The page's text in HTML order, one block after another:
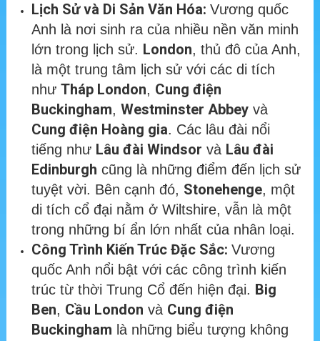
Lịch Sử và Di Sản Văn Hóa: Vương quốc
Anh là nơi sinh ra của nhiều nền văn minh
lớn trong lịch sử. London, thủ đô của Anh,
là một trung tâm lịch sử với các di tích
như Tháp London, Cung điện
Buckingham, Westminster Abbey và
Cung điện Hoàng gia. Các lâu đài nổi
tiếng như Lâu đài Windsor và Lâu đài
Edinburgh cũng là những điểm đến lịch sử
tuyệt vời. Bên cạnh đó, Stonehenge, một
di tích cổ đại nằm ở Wiltshire, vẫn là một
trong những bí ẩn lớn nhất của nhân loại.
Công Trình Kiến Trúc Đặc Sắc: Vương
quốc Anh nổi bật với các công trình kiến
trúc từ thời Trung Cổ đến hiện đại. Big
Ben, Cầu London và Cung điện
Buckingham là những biểu tượng không